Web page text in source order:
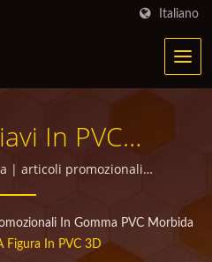
Italiano
In PVC
A
Figure |
Metallici
| articoli promozionali
qualità per omaggi
In Gomma PVC Morbida
Figura In PVC 3D